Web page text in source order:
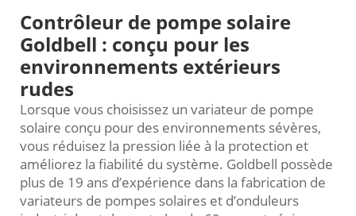
Contrôleur de pompe solaire
Goldbell : conçu pour les
environnements extérieurs
rudes
Lorsque vous choisissez un variateur de pompe
solaire conçu pour des environnements sévères,
vous réduisez la pression liée à la protection et
améliorez la fiabilité du système. Goldbell possède
plus de 19 ans d’expérience dans la fabrication de
variateurs de pompes solaires et d’onduleurs